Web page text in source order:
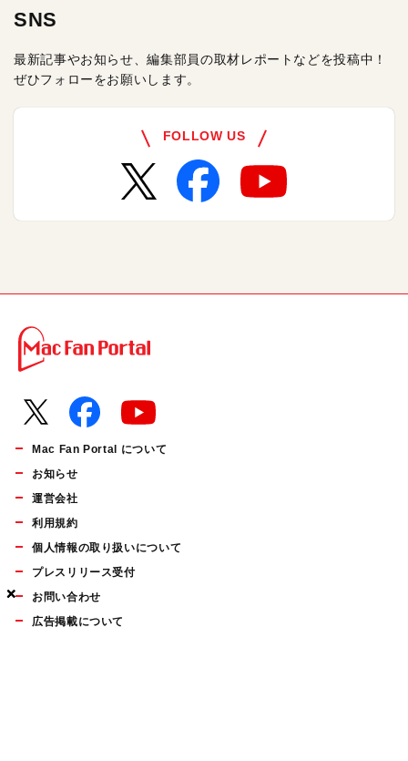
×
×
×
SNS
最新記事やお知らせ、編集部員の取材レポートなどを投稿中！
ぜひフォローをお願いします。
FOLLOW US
Mac Fan Portal について
お知らせ
運営会社
利用規約
個人情報の取り扱いについて
プレスリリース受付
お問い合わせ
広告掲載について